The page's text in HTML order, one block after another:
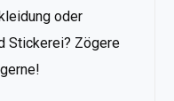
oder
Stickerei? Zögere